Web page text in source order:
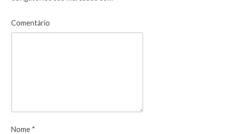
Comentário
Nome *